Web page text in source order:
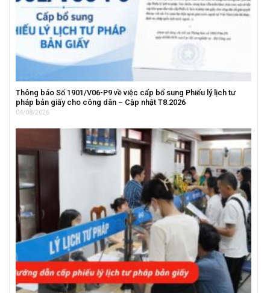
Thông báo Số 1901/V06-P9 về việc cấp bổ sung Phiếu lý lịch tư
pháp bản giấy cho công dân – Cập nhật T8.2026
04/08/2026